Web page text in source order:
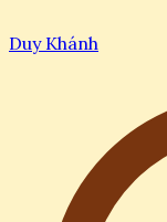
Duy Khánh